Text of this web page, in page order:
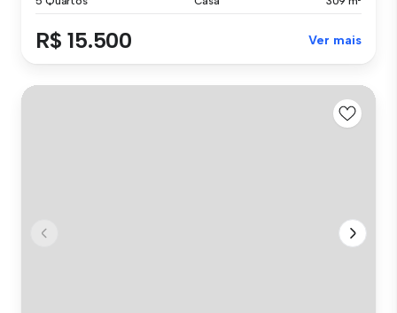
R$ 15.500 Ver mais